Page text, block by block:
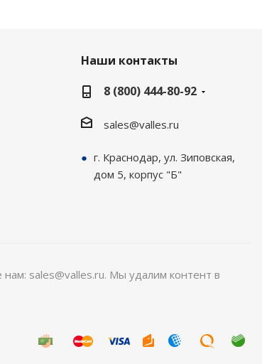
Наши контакты
8 (800) 444-80-92
sales@valles.ru
г. Краснодар, ул. Зиповская,
дом 5, корпус "Б"
sales@valles.ru. Мы удалим контент в